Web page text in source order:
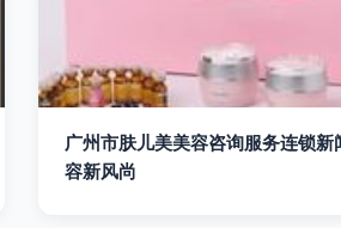
广州市肤儿美美容咨询服务连锁新
容新风尚